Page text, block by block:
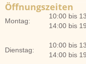
Öffnungszeiten
Montag:
10:00 bis
14:00 bis
Dienstag:
10:00 bis
14:00 bis